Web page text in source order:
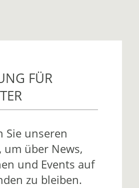
FÜR
Sie unseren
, um über News,
und Events auf
zu bleiben.